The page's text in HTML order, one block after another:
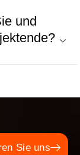
und
Sie uns